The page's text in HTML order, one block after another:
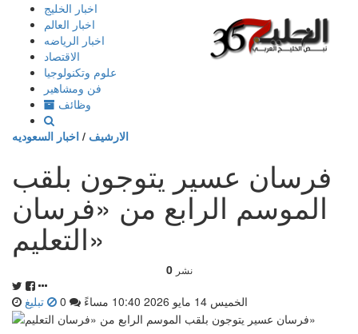
إذهب
المحتوى
اخبار الخليج
اخبار العالم
اخبار الرياضه
الاقتصاد
علوم وتكنولوجيا
فن ومشاهير
وظائف
الارشيف / اخبار السعوديه
فرسان عسير يتوجون بلقب
الموسم الرابع من «فرسان
التعليم»
0 نشر
الخميس 14 مايو 2026 10:40 مساءً تبليغ